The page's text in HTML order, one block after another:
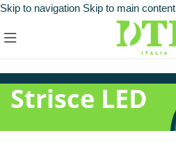
Skip to navigation Skip to main content
Strisce LED